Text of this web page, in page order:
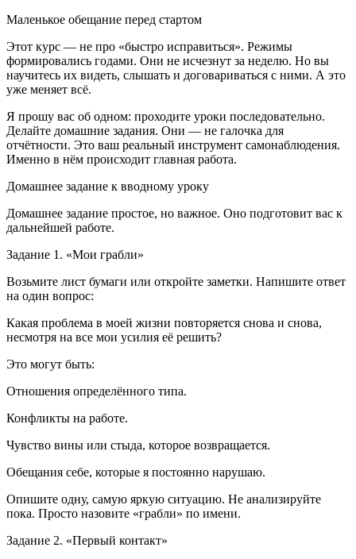
Маленькое обещание перед стартом
Этот курс — не про «быстро исправиться». Режимы
формировались годами. Они не исчезнут за неделю. Но вы
научитесь их видеть, слышать и договариваться с ними. А это
уже меняет всё.
Я прошу вас об одном: проходите уроки последовательно.
Делайте домашние задания. Они — не галочка для
отчётности. Это ваш реальный инструмент самонаблюдения.
Именно в нём происходит главная работа.
Домашнее задание к вводному уроку
Домашнее задание простое, но важное. Оно подготовит вас к
дальнейшей работе.
Задание 1. «Мои грабли»
Возьмите лист бумаги или откройте заметки. Напишите ответ
на один вопрос:
Какая проблема в моей жизни повторяется снова и снова,
несмотря на все мои усилия её решить?
Это могут быть:
Отношения определённого типа.
Конфликты на работе.
Чувство вины или стыда, которое возвращается.
Обещания себе, которые я постоянно нарушаю.
Опишите одну, самую яркую ситуацию. Не анализируйте
пока. Просто назовите «грабли» по имени.
Задание 2. «Первый контакт»